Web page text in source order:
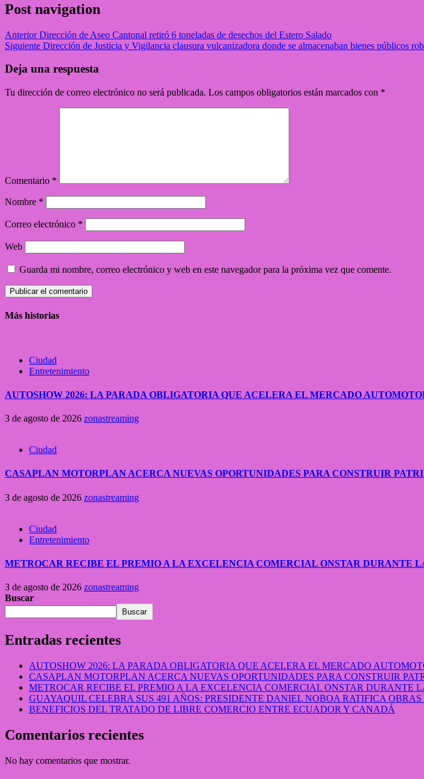
Post navigation
AnteriorDirección de Aseo Cantonal retiró 6 toneladas de desechos del Estero Salado
Siguiente Dirección de Justicia y Vigilancia clausura vulcanizadora donde se almacenaban bienes públicos
Deja una respuesta
Tu dirección de correo electrónico no será publicada. Los campos obligatorios están marcados con *
Comentario *
Nombre *
Correo electrónico *
Web
Guarda mi nombre, correo electrónico y web en este navegador para la próxima vez que comente.
Más historias
Ciudad
Entretenimiento
AUTOSHOW 2026: LA PARADA OBLIGATORIA QUE ACELERA EL MERCADO
3 de agosto de 2026 zonastreaming
Ciudad
CASAPLAN MOTORPLAN ACERCA NUEVAS OPORTUNIDADES PARA CONSTRUIR
3 de agosto de 2026 zonastreaming
Ciudad
Entretenimiento
METROCAR RECIBE EL PREMIO A LA EXCELENCIA COMERCIAL ONSTAR DURANTE
3 de agosto de 2026 zonastreaming
Buscar
Buscar
Entradas recientes
AUTOSHOW 2026: LA PARADA OBLIGATORIA QUE ACELERA EL MERCADO
CASAPLAN MOTORPLAN ACERCA NUEVAS OPORTUNIDADES PARA CONSTRUIR
METROCAR RECIBE EL PREMIO A LA EXCELENCIA COMERCIAL ONSTAR DURANTE
GUAYAQUIL CELEBRA SUS 491 AÑOS: PRESIDENTE DANIEL NOBOA RATIFICA
BENEFICIOS DEL TRATADO DE LIBRE COMERCIO ENTRE ECUADOR Y CANADÁ
Comentarios recientes
No hay comentarios que mostrar.